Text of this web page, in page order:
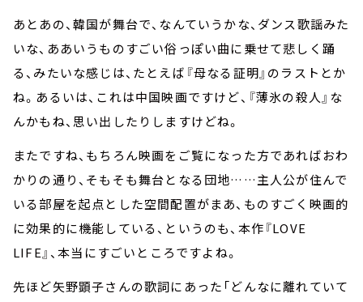
あとあの、韓国が舞台で、なんていうかな、ダンス歌謡みた
いな、ああいうものすごい俗っぽい曲に乗せて悲しく踊
る、みたいな感じは、たとえば『母なる証明』のラストとか
ね。あるいは、これは中国映画ですけど、『薄氷の殺人』な
んかもね、思い出したりしますけどね。
またですね、もちろん映画をご覧になった方であればおわ
かりの通り、そもそも舞台となる団地……主人公が住んで
いる部屋を起点とした空間配置がまあ、ものすごく映画的
に効果的に機能している、というのも、本作『LOVE
LIFE』、本当にすごいところですよね。
先ほど矢野顕子さんの歌詞にあった「どんなに離れていて